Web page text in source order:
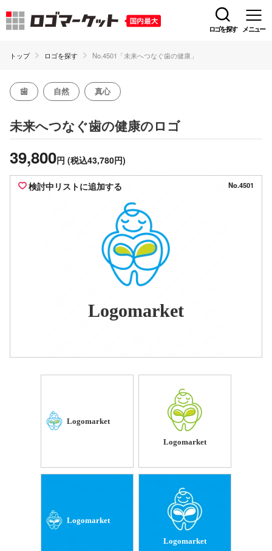
ロゴを探す メニュー
トップ ロゴを探す No.4501「未来へつなぐ歯の健康」
歯 自然 真心
未来へつなぐ歯の健康のロゴ
39,800円 (税込43,780円)
検討中リストに追加する No.4501
Logomarket
Logomarket
Logomarket
Logomarket
Logomarket